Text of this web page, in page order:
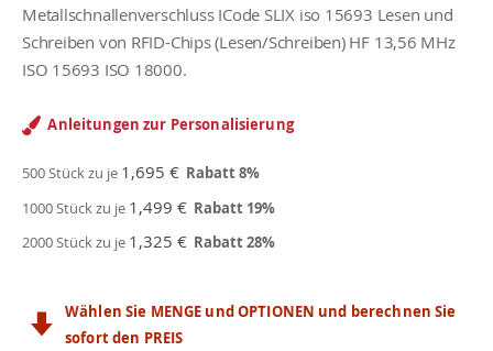
Metallschnallenverschluss ICode SLIX iso 15693 Lesen und
Schreiben von RFID-Chips (Lesen/Schreiben) HF 13,56 MHz
ISO 15693 ISO 18000.
Anleitungen zur Personalisierung
500 Stück zu je 1,695 € Rabatt8%
1000 Stück zu je 1,499 € Rabatt 19%
2000 Stück zu je 1,325 € Rabatt28%
Wählen Sie MENGE und OPTIONEN und berechnen Sie
sofort den PREIS